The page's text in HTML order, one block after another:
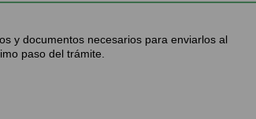
y documentos necesarios para enviarlos al
paso del trámite.